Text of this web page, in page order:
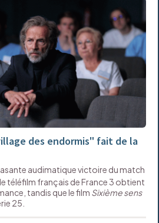
des endormis" fait de la
audimatique victoire du match
téléfilm français de France 3 obtient
tandis que le film Sixième sens
25.